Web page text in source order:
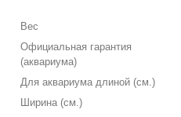
Вес
Официальная гарантия
(аквариума)
Для аквариума длиной (см.)
Ширина (см.)